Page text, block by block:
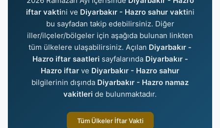
iftar vaktini ve Diyarbakır - Hazro sahur vaktini
bu sayfadan takip edebilirsiniz. Diğer
iller/ilçeler/bölgeler için aşağıda bulunan linkten
tüm ülkelere ulaşabilirsiniz. Açılan Diyarbakır -
Hazro iftar saatleri sayfalarında Diyarbakır -
Hazro iftar ve Diyarbakır - Hazro sahur
bilgilerinin dışında Diyarbakır - Hazro namaz
vakitleri de bulunmaktadır.
Tüm Ülkeler İftar Vakti